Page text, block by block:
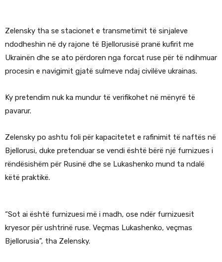
Zelensky tha se stacionet e transmetimit të sinjaleve
ndodheshin në dy rajone të Bjellorusisë pranë kufirit me
Ukrainën dhe se ato përdoren nga forcat ruse për të ndihmuar
procesin e navigimit gjatë sulmeve ndaj civilëve ukrainas.
Ky pretendim nuk ka mundur të verifikohet në mënyrë të
pavarur.
Zelensky po ashtu foli për kapacitetet e rafinimit të naftës në
Bjellorusi, duke pretenduar se vendi është bërë një furnizues i
rëndësishëm për Rusinë dhe se Lukashenko mund ta ndalë
këtë praktikë.
“Sot ai është furnizuesi më i madh, ose ndër furnizuesit
kryesor për ushtrinë ruse. Veçmas Lukashenko, veçmas
Bjellorusia”, tha Zelensky.